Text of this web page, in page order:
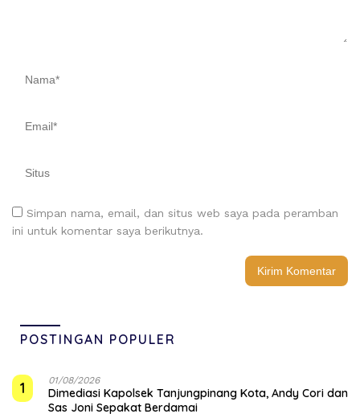
Simpan nama, email, dan situs web saya pada peramban
ini untuk komentar saya berikutnya.
POSTINGAN POPULER
1 01/08/2026
Dimediasi Kapolsek Tanjungpinang Kota, Andy Cori dan
Sas Joni Sepakat Berdamai